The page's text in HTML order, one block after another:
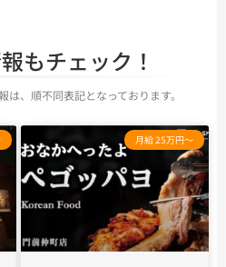
もチェック！
、順不同表記となっております。
月給 25万円～